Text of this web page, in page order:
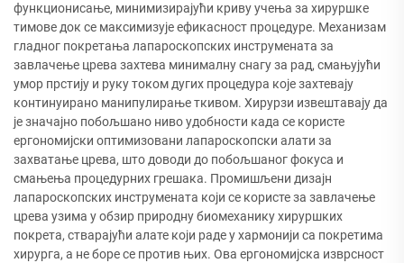
функционисање, минимизирајући криву учења за хируршке
тимове док се максимизује ефикасност процедуре. Механизам
гладног покретања лапароскопских инструмената за
завлачење црева захтева минималну снагу за рад, смањујући
умор прстију и руку током дугих процедура које захтевају
континуирано манипулирање ткивом. Хирурзи извештавају да
је значајно побољшано ниво удобности када се користе
ергономијски оптимизовани лапароскопски алати за
захватање црева, што доводи до побољшаног фокуса и
смањења процедурних грешака. Промишљени дизајн
лапароскопских инструмената који се користе за завлачење
црева узима у обзир природну биомеханику хируршких
покрета, стварајући алате који раде у хармонији са покретима
хирурга, а не боре се против њих. Ова ергономијска изврсност